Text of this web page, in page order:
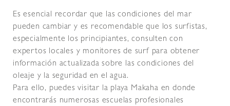
Es esencial recordar que las condiciones del mar
pueden cambiar y es recomendable que los surfistas,
especialmente los principiantes, consulten con
expertos locales y monitores de surf para obtener
información actualizada sobre las condiciones del
oleaje y la seguridad en el agua.
Para ello, puedes visitar la playa Makaha en donde
encontrarás numerosas escuelas profesionales